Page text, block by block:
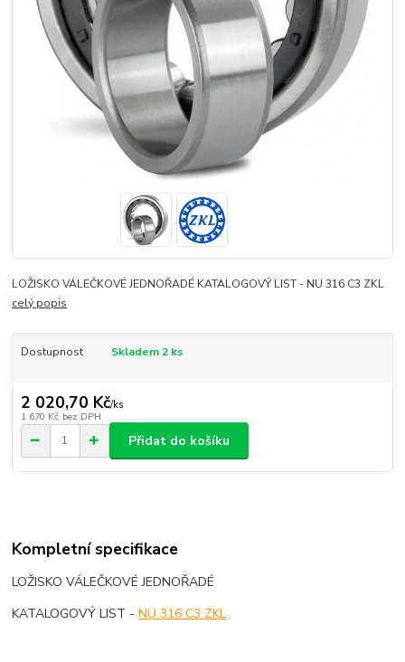
LOŽISKO VÁLEČKOVÉ JEDNOŘADÉ KATALOGOVÝ LIST - NU 316 C3 ZKL
celý popis
Dostupnost Skladem 2 ks
2 020,70 Kč/ks
1 670 Kč bez DPH
Přidat do košíku
Kompletní specifikace
LOŽISKO VÁLEČKOVÉ JEDNOŘADÉ
KATALOGOVÝ LIST -NU 316 C3 ZKL